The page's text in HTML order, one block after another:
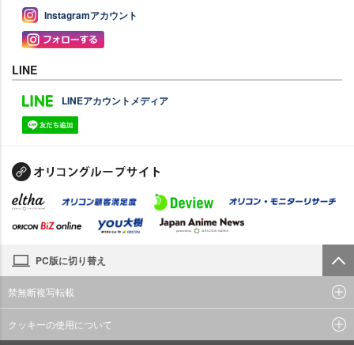
Instagramアカウント
LINE
LINEアカウントメディア
PC版に切り替え
禁無断複写転載
クッキーの使用について